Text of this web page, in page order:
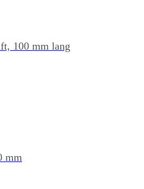
100 mm lang
mm